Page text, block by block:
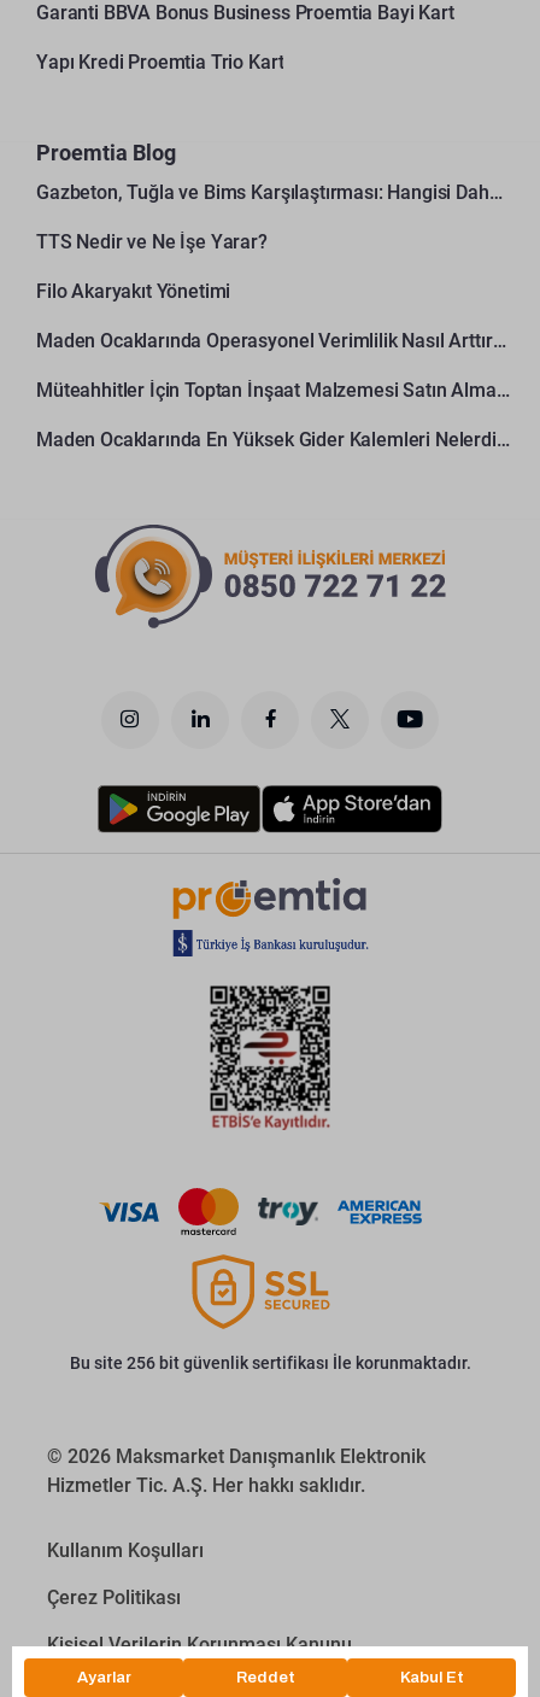
Garanti BBVA Bonus Business Proemtia Bayi Kart
Yapı Kredi Proemtia Trio Kart
Proemtia Blog
Gazbeton, Tuğla ve Bims Karşılaştırması: Hangisi Daha Avantajlı?
TTS Nedir ve Ne İşe Yarar?
Filo Akaryakıt Yönetimi
Maden Ocaklarında Operasyonel Verimlilik Nasıl Arttırılır?
Müteahhitler İçin Toptan İnşaat Malzemesi Satın Alma Rehberi
Maden Ocaklarında En Yüksek Gider Kalemleri Nelerdir?
Bu site 256 bit güvenlik sertifikası İle korunmaktadır.
© 2026 Maksmarket Danışmanlık Elektronik
Hizmetler Tic. A.Ş. Her hakkı saklıdır.
Kullanım Koşulları
Çerez Politikası
Kişisel Verilerin Korunması Kanunu
İletişim Aydınlatma Metni